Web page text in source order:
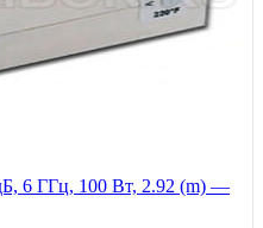
6 ГГц, 100 Вт, 2.92 (m) —